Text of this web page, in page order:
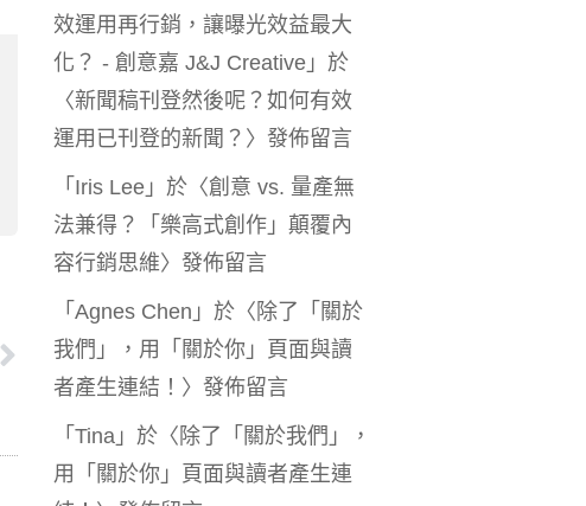
效運用再行銷，讓曝光效益最大
化？ - 創意嘉 J&J Creative 」於
〈新聞稿刊登然後呢？如何有效
運用已刊登的新聞？ 〉發佈留言
「 Iris Lee 」於〈創意 vs. 量產無
法兼得？「樂高式創作」顛覆內
容行銷思維〉發佈留言
「 Agnes Chen 」於〈 除了「關於
我們」，用「關於你」頁面與讀
者產生連結！ 〉發佈留言
「 Tina 」於〈 除了「關於我們」，
用「關於你」頁面與讀者產生連